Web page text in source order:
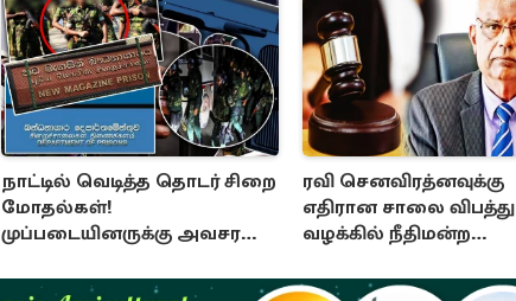
நாட்டில் வெடித்த தொடர் சிறை
மோதல்கள்!
முப்படையினருக்கு அவசர
ரவி செனவிரத்னவுக்கு
எதிரான சாலை விபத்து
வழக்கில் நீதிமன்ற